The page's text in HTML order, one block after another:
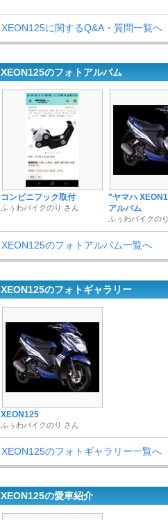
XEON125に関するQ&A・質問一覧へ
XEON125のフォトアルバム
コンビニフック取付
ふぅわバイクのり さん
"ヤマハ
アルバム
ふぅわバイクの
XEON125のフォトアルバム一覧へ
XEON125のフォトギャラリー
XEON125
ふぅわバイクのり さん
XEON125のフォトギャラリー一覧へ
XEON125の愛車紹介